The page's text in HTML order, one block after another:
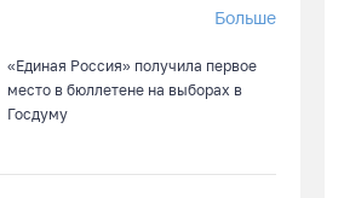
Больше
«Единая Россия» получила первое
место в бюллетене на выборах в
Госдуму